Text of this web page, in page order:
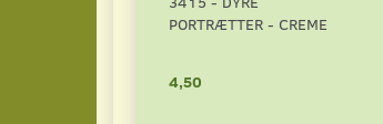
PORTRÆTTER - CREME
4,50